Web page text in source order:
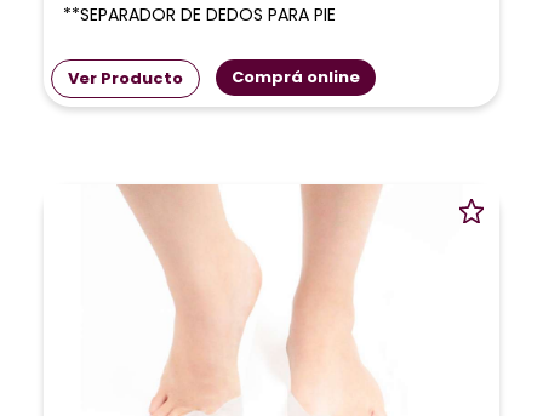
**SEPARADOR DE DEDOS PARA PIE
Ver Producto Comprá online